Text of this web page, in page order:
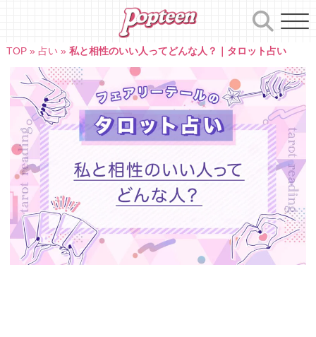
TOP» 占い» 私と相性のいい人ってどんな人？｜タロット占い